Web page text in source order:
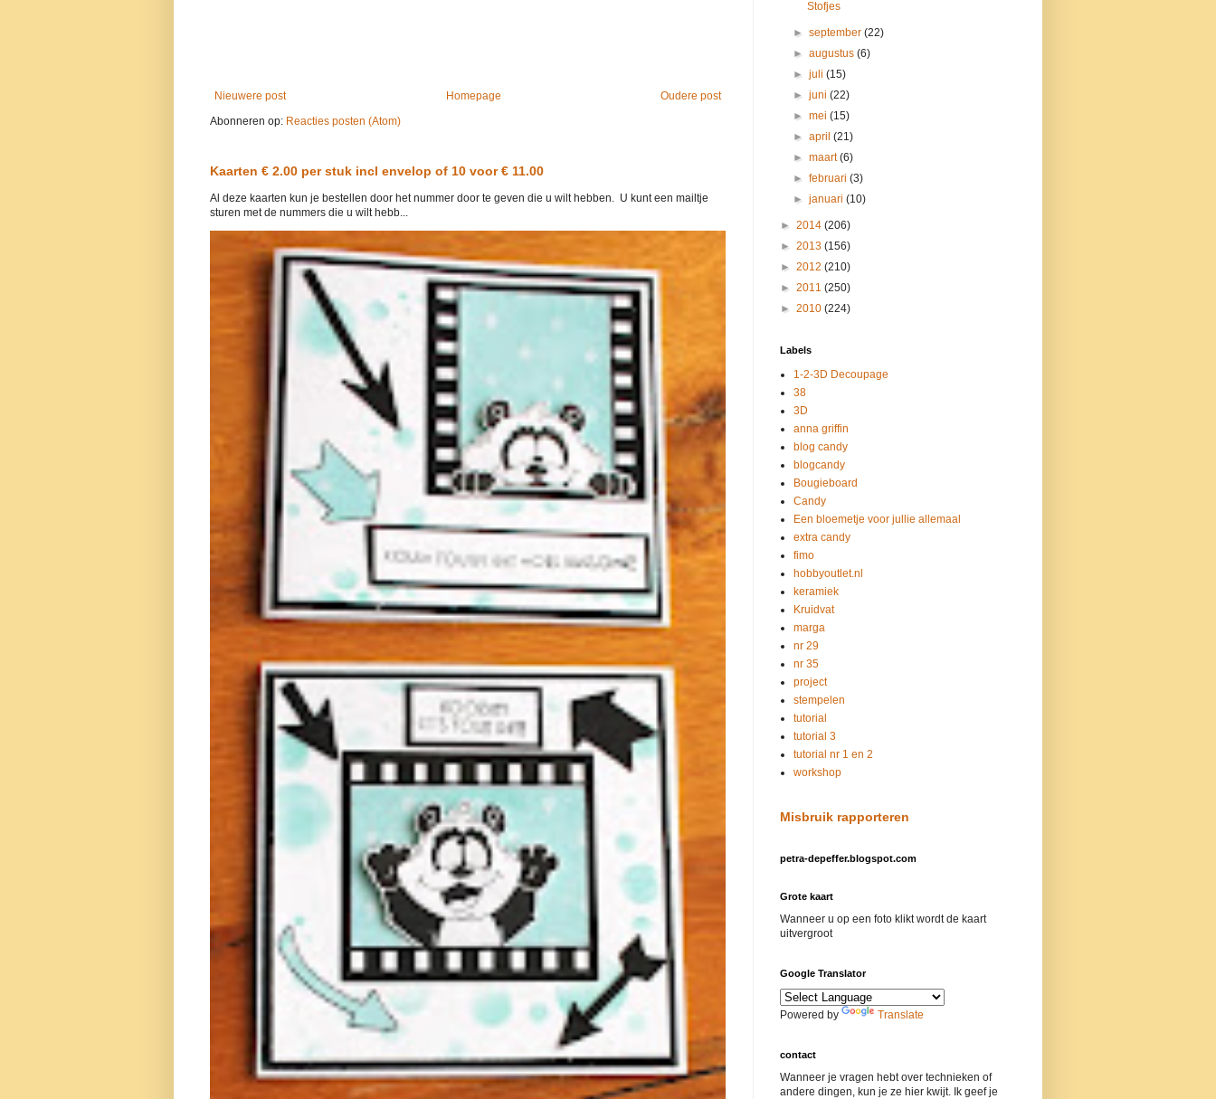
Nieuwere post Oudere post
Homepage
Abonneren op: Reacties posten (Atom)
Kaarten € 2.00 per stuk incl envelop of 10 voor € 11.00
Al deze kaarten kun je bestellen door het nummer door te geven die u wilt hebben. U kunt een mailtje
sturen met de nummers die u wilt hebb...
Stofjes
►september(22)
►augustus(6)
►juli(15)
►juni(22)
►mei(15)
►april(21)
►maart(6)
►februari(3)
►januari(10)
► 2014 (206)
► 2013 (156)
► 2012 (210)
► 2011 (250)
► 2010 (224)
Labels
1-2-3D Decoupage
38
3D
anna griffin
blog candy
blogcandy
Bougieboard
Candy
Een bloemetje voor jullie allemaal
extra candy
fimo
hobbyoutlet.nl
keramiek
Kruidvat
marga
nr 29
nr 35
project
stempelen
tutorial
tutorial 3
tutorial nr 1 en 2
workshop
Misbruik rapporteren
petra-depeffer.blogspot.com
Grote kaart
Wanneer u op een foto klikt wordt de kaart
uitvergroot
Google Translator
Powered by Translate
contact
Wanneer je vragen hebt over technieken of
andere dingen, kun je ze hier kwijt. Ik geef je